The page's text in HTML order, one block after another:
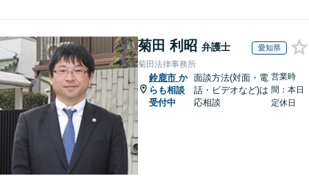
菊田 利昭 弁護士 愛知県
菊田法律事務所
鈴鹿市 か
らも相談
受付中
面談方法(対面・電
話・ビデオなど)は
応相談
営業時
間：本日
定休日